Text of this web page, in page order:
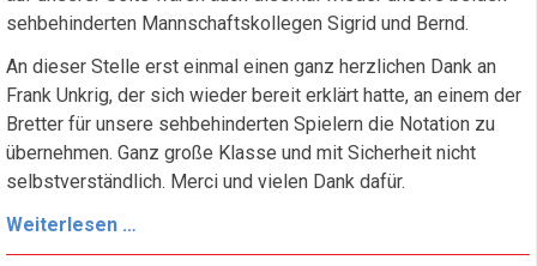
sehbehinderten Mannschaftskollegen Sigrid und Bernd.
An dieser Stelle erst einmal einen ganz herzlichen Dank an
Frank Unkrig, der sich wieder bereit erklärt hatte, an einem der
Bretter für unsere sehbehinderten Spielern die Notation zu
übernehmen. Ganz große Klasse und mit Sicherheit nicht
selbstverständlich. Merci und vielen Dank dafür.
Weiterlesen …
nicht